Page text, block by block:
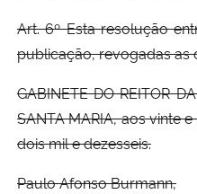
Art. 6º Esta resolução
publicação, revogadas as
GABINETE DO REITOR
SANTA MARIA, aos vinte
dois mil e dezesseis.
Paulo Afonso Burmann,